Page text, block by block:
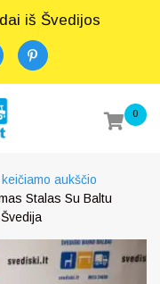
iš Švedijos
0
aukščio
Stalas Su Baltu